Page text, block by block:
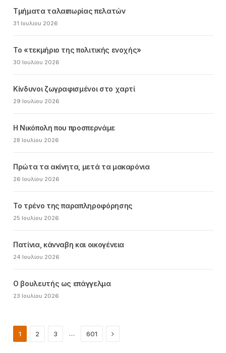
Τμήματα ταλαιπωρίας πελατών
31 Ιουλίου 2026
Το «τεκμήριο της πολιτικής ενοχής»
30 Ιουλίου 2026
Κίνδυνοι ζωγραφισμένοι στο χαρτί
29 Ιουλίου 2026
Η Νικόπολη που προσπερνάμε
28 Ιουλίου 2026
Πρώτα τα ακίνητα, μετά τα μακαρόνια
26 Ιουλίου 2026
Το τρένο της παραπληροφόρησης
25 Ιουλίου 2026
Πατίνια, κάνναβη και οικογένεια
24 Ιουλίου 2026
Ο βουλευτής ως επάγγελμα
23 Ιουλίου 2026
1 2 3 … 601 Next